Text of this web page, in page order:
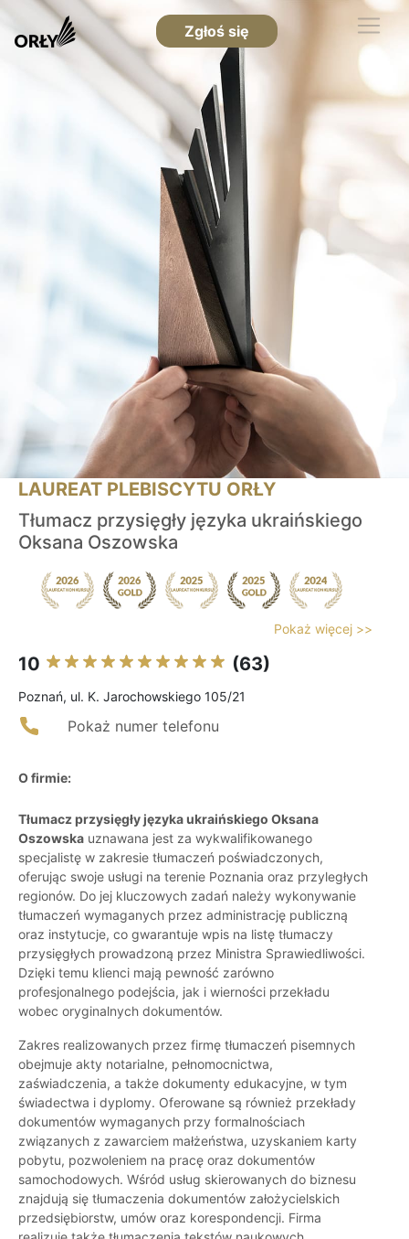
Zgłoś się
LAUREAT PLEBISCYTU ORŁY
Tłumacz przysięgły języka ukraińskiego
Oksana Oszowska
Pokaż więcej >>
10 (63)
Poznań, ul. K. Jarochowskiego 105/21
Pokaż numer telefonu
O firmie:
Tłumacz przysięgły języka ukraińskiego Oksana
Oszowska uznawana jest za wykwalifikowanego
specjalistę w zakresie tłumaczeń poświadczonych,
oferując swoje usługi na terenie Poznania oraz przyległych
regionów. Do jej kluczowych zadań należy wykonywanie
tłumaczeń wymaganych przez administrację publiczną
oraz instytucje, co gwarantuje wpis na listę tłumaczy
przysięgłych prowadzoną przez Ministra Sprawiedliwości.
Dzięki temu klienci mają pewność zarówno
profesjonalnego podejścia, jak i wierności przekładu
wobec oryginalnych dokumentów.
Zakres realizowanych przez firmę tłumaczeń pisemnych
obejmuje akty notarialne, pełnomocnictwa,
zaświadczenia, a także dokumenty edukacyjne, w tym
świadectwa i dyplomy. Oferowane są również przekłady
dokumentów wymaganych przy formalnościach
związanych z zawarciem małżeństwa, uzyskaniem karty
pobytu, pozwoleniem na pracę oraz dokumentów
samochodowych. Wśród usług skierowanych do biznesu
znajdują się tłumaczenia dokumentów założycielskich
przedsiębiorstw, umów oraz korespondencji. Firma